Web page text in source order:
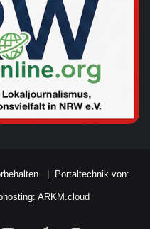
| Portaltechnik von:
ARKM.cloud